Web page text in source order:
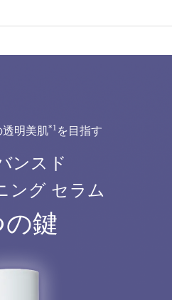
透明美肌*1 を目指す
ンスド
ング セラム
の鍵